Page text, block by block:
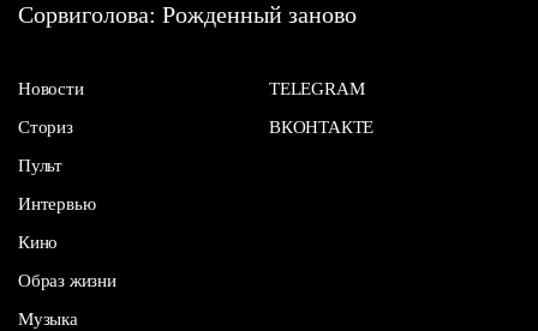
Сорвиголова: Рожденный заново
Новости
Сториз
Пульт
Интервью
Кино
Образ жизни
Музыка
TELEGRAM
ВКОНТАКТЕ